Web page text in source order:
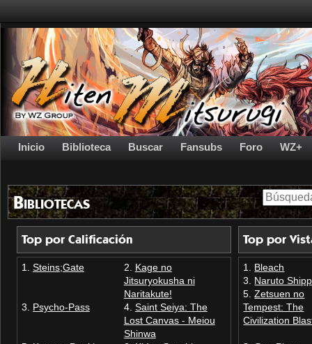
Inicio Biblioteca Buscar Fansubs Foro WZ+
Bibliotecas
Top por Calificación
Steins;Gate
Kage no
Jitsuryokusha ni
Naritakute!
Psycho-Pass
Saint Seiya: The
Lost Canvas - Meiou
Shinwa
Top por
Bleach
Naruto
Zetsuen no
Tempest: The
Civilization